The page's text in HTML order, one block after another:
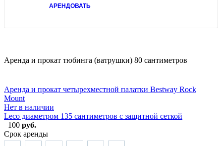
АРЕНДОВАТЬ
Аренда и прокат тюбинга (ватрушки) 80 сантиметров
Аренда и прокат четырехместной палатки Bestway Rock
Mount
Нет в наличии
Leco диаметром 135 сантиметров с защитной сеткой
100 руб.
Срок аренды